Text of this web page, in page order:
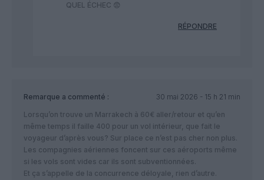
QUEL ÉCHEC 😨
RÉPONDRE
Remarque a commenté :
30 mai 2026 - 15 h 21 min
Lorsqu’on trouve un Marrakech à 60€ aller/retour et qu’en
même temps il faille 400 pour un vol intérieur, que fait le
voyageur d’après vous? Sur place ce n’est pas cher non plus.
Les compagnies aériennes foncent sur ces aéroports même
si les vols sont vides car ils sont subventionnées.
Et ça s’appelle de la concurrence déloyale, rien d’autre.